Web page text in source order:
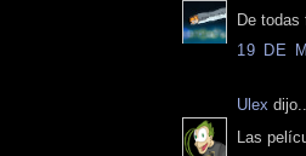
De todas
19 DE
Ulex
Las